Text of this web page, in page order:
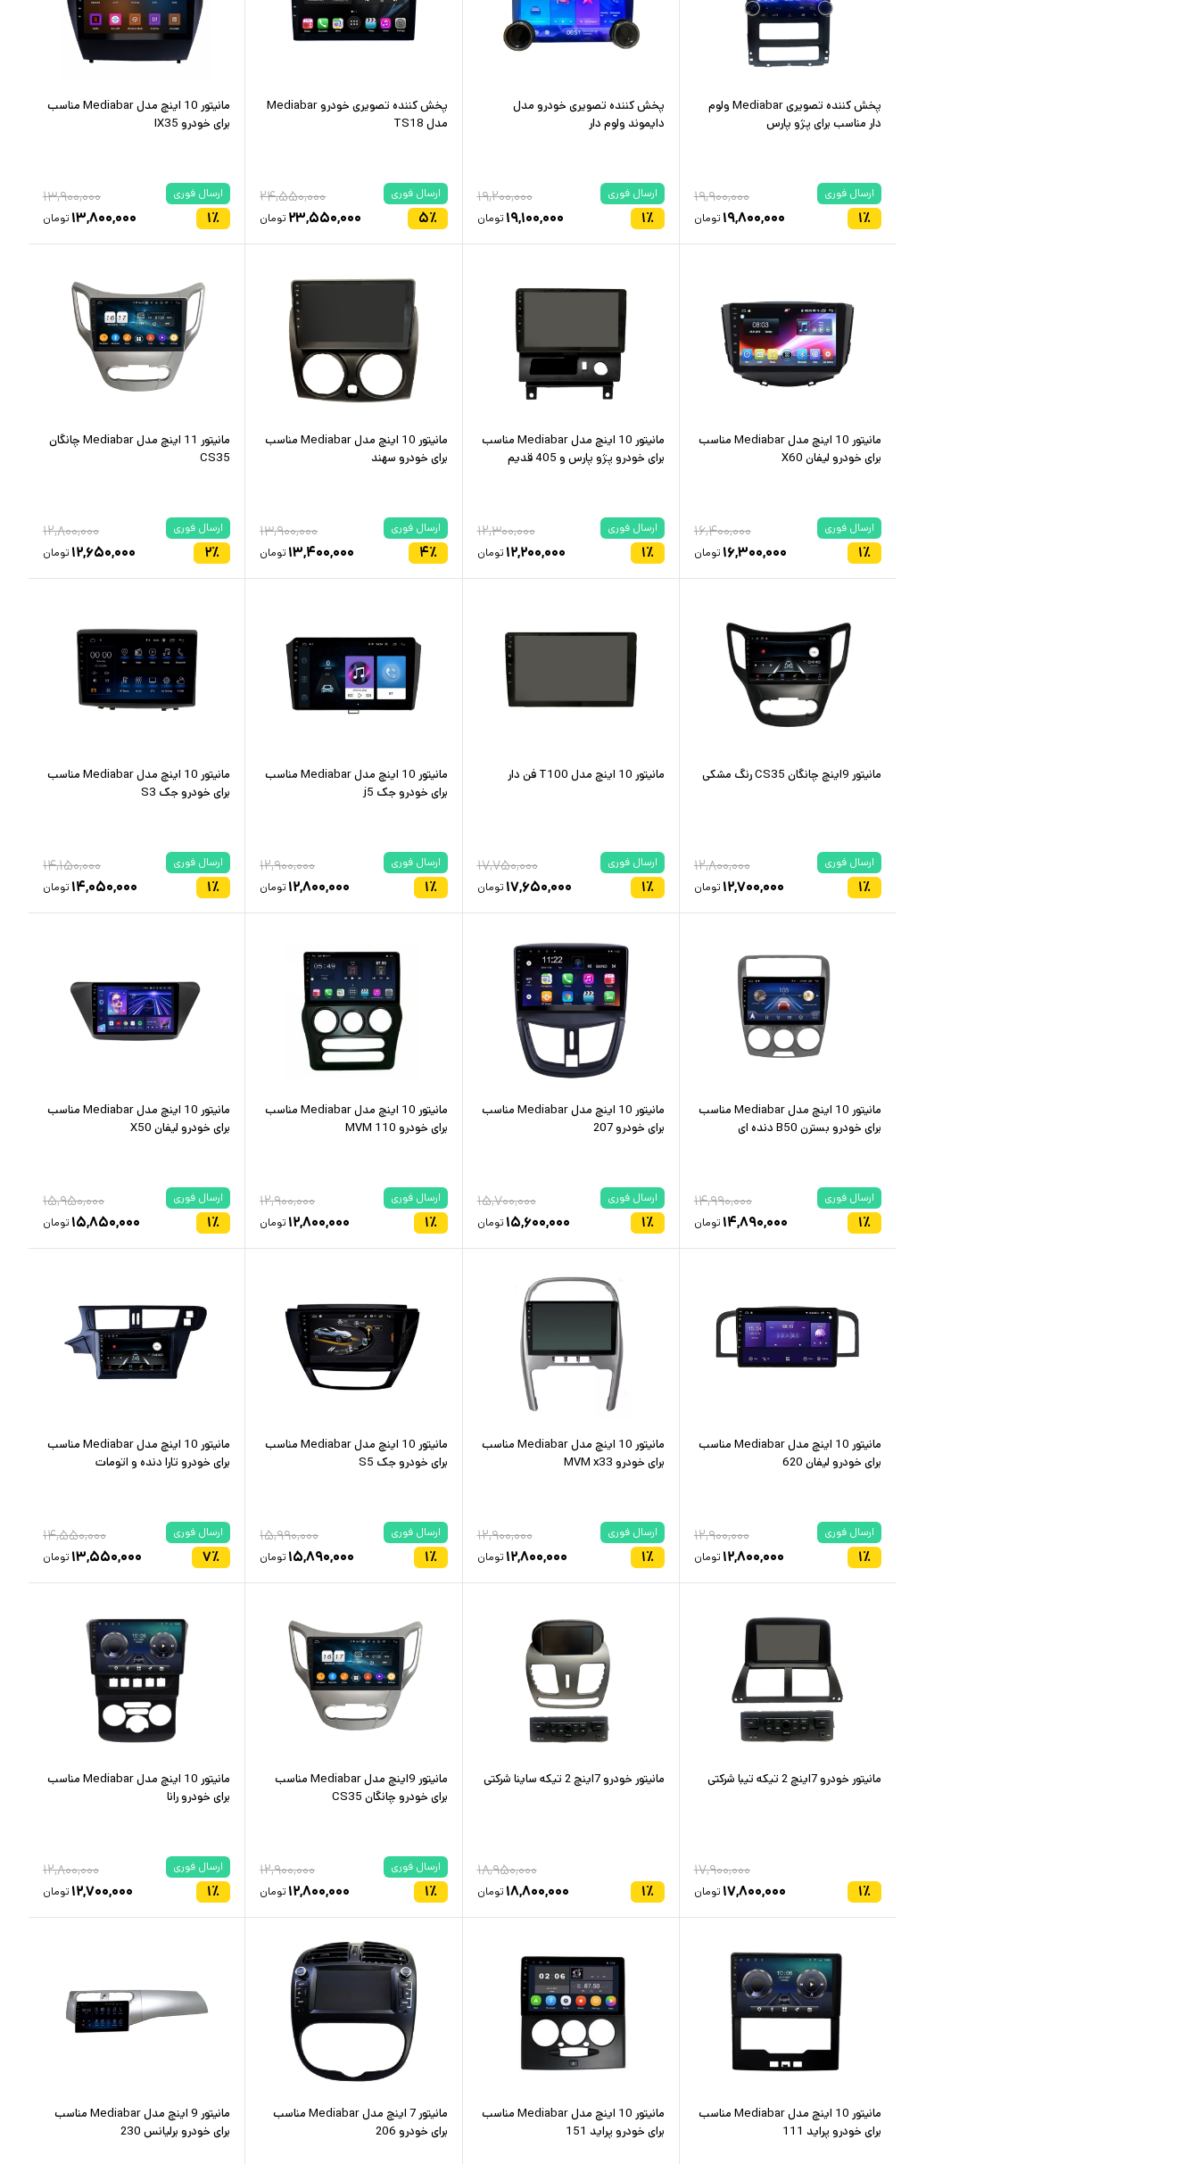
پخش کننده تصویری Mediabar ولوم
دار مناسب برای پژو پارس
ارسال فوری
۱٪
۱۹,۹۰۰,۰۰۰
۱۹,۸۰۰,۰۰۰ تومان
پخش کننده تصویری خودرو مدل
دایموند ولوم دار
ارسال فوری
۱٪
۱۹,۲۰۰,۰۰۰
۱۹,۱۰۰,۰۰۰ تومان
پخش کننده تصویری خودرو Mediabar
مدل TS18
ارسال فوری
۵٪
۲۴,۵۵۰,۰۰۰
۲۳,۵۵۰,۰۰۰ تومان
مانیتور 10 اینچ مدل Mediabar مناسب
برای خودرو IX35
ارسال فوری
۱٪
۱۳,۹۰۰,۰۰۰
۱۳,۸۰۰,۰۰۰ تومان
مانیتور 10 اینچ مدل Mediabar مناسب
برای خودرو لیفان X60
ارسال فوری
۱٪
۱۶,۴۰۰,۰۰۰
۱۶,۳۰۰,۰۰۰ تومان
مانیتور 10 اینچ مدل Mediabar مناسب
برای خودرو پژو پارس و 405 قدیم
ارسال فوری
۱٪
۱۲,۳۰۰,۰۰۰
۱۲,۲۰۰,۰۰۰ تومان
مانیتور 10 اینچ مدل Mediabar مناسب
برای خودرو سهند
ارسال فوری
۴٪
۱۳,۹۰۰,۰۰۰
۱۳,۴۰۰,۰۰۰ تومان
مانیتور 11 اینچ مدل Mediabar چانگان
CS35
ارسال فوری
۲٪
۱۲,۸۰۰,۰۰۰
۱۲,۶۵۰,۰۰۰ تومان
مانیتور 9اینچ چانگان CS35 رنگ مشکی
ارسال فوری
۱٪
۱۲,۸۰۰,۰۰۰
۱۲,۷۰۰,۰۰۰ تومان
مانیتور 10 اینچ مدل T100 فن دار
ارسال فوری
۱٪
۱۷,۷۵۰,۰۰۰
۱۷,۶۵۰,۰۰۰ تومان
مانیتور 10 اینچ مدل Mediabar مناسب
برای خودرو جک j5
ارسال فوری
۱٪
۱۲,۹۰۰,۰۰۰
۱۲,۸۰۰,۰۰۰ تومان
مانیتور 10 اینچ مدل Mediabar مناسب
برای خودرو جک S3
ارسال فوری
۱٪
۱۴,۱۵۰,۰۰۰
۱۴,۰۵۰,۰۰۰ تومان
مانیتور 10 اینچ مدل Mediabar مناسب
برای خودرو بسترن B50 دنده ای
ارسال فوری
۱٪
۱۴,۹۹۰,۰۰۰
۱۴,۸۹۰,۰۰۰ تومان
مانیتور 10 اینچ مدل Mediabar مناسب
برای خودرو 207
ارسال فوری
۱٪
۱۵,۷۰۰,۰۰۰
۱۵,۶۰۰,۰۰۰ تومان
مانیتور 10 اینچ مدل Mediabar مناسب
برای خودرو MVM 110
ارسال فوری
۱٪
۱۲,۹۰۰,۰۰۰
۱۲,۸۰۰,۰۰۰ تومان
مانیتور 10 اینچ مدل Mediabar مناسب
برای خودرو لیفان X50
ارسال فوری
۱٪
۱۵,۹۵۰,۰۰۰
۱۵,۸۵۰,۰۰۰ تومان
مانیتور 10 اینچ مدل Mediabar مناسب
برای خودرو لیفان 620
ارسال فوری
۱٪
۱۲,۹۰۰,۰۰۰
۱۲,۸۰۰,۰۰۰ تومان
مانیتور 10 اینچ مدل Mediabar مناسب
برای خودرو MVM x33
ارسال فوری
۱٪
۱۲,۹۰۰,۰۰۰
۱۲,۸۰۰,۰۰۰ تومان
مانیتور 10 اینچ مدل Mediabar مناسب
برای خودرو جک S5
ارسال فوری
۱٪
۱۵,۹۹۰,۰۰۰
۱۵,۸۹۰,۰۰۰ تومان
مانیتور 10 اینچ مدل Mediabar مناسب
برای خودرو تارا دنده و اتومات
ارسال فوری
۷٪
۱۴,۵۵۰,۰۰۰
۱۳,۵۵۰,۰۰۰ تومان
مانیتور خودرو 7اینچ 2 تیکه تیبا شرکتی
۱٪
۱۷,۹۰۰,۰۰۰
۱۷,۸۰۰,۰۰۰ تومان
مانیتور خودرو 7اینچ 2 تیکه ساینا شرکتی
۱٪
۱۸,۹۵۰,۰۰۰
۱۸,۸۰۰,۰۰۰ تومان
مانیتور 9اینچ مدل Mediabar مناسب
برای خودرو چانگان CS35
ارسال فوری
۱٪
۱۲,۹۰۰,۰۰۰
۱۲,۸۰۰,۰۰۰ تومان
مانیتور 10 اینچ مدل Mediabar مناسب
برای خودرو رانا
ارسال فوری
۱٪
۱۲,۸۰۰,۰۰۰
۱۲,۷۰۰,۰۰۰ تومان
مانیتور 10 اینچ مدل Mediabar مناسب
برای خودرو پراید 111
مانیتور 10 اینچ مدل Mediabar مناسب
برای خودرو پراید 151
مانیتور 7 اینچ مدل Mediabar مناسب
برای خودرو 206
مانیتور 9 اینچ مدل Mediabar مناسب
برای خودرو برلیانس 230